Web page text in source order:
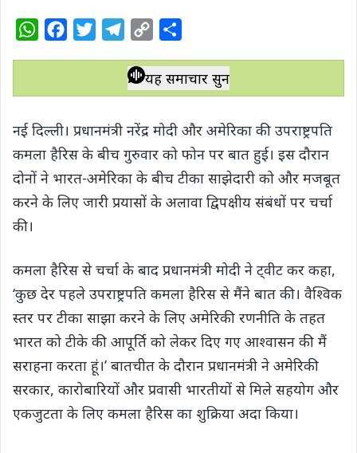
W
t
A
p
p
e
o
o
k
t
e
r
l
e
a
m
p
y
L
n
k
a
r
यह समाचार सुनें
नई दिल्ली। प्रधानमंत्री नरेंद्र मोदी और अमेरिका की उपराष्ट्रपति
कमला हैरिस के बीच गुरुवार को फोन पर बात हुई। इस दौरान
दोनों ने भारत-अमेरिका के बीच टीका साझेदारी को और मजबूत
करने के लिए जारी प्रयासों के अलावा द्विपक्षीय संबंधों पर चर्चा
की।
कमला हैरिस से चर्चा के बाद प्रधानमंत्री मोदी ने ट्वीट कर कहा,
‘कुछ देर पहले उपराष्ट्रपति कमला हैरिस से मैंने बात की। वैश्विक
स्तर पर टीका साझा करने के लिए अमेरिकी रणनीति के तहत
भारत को टीके की आपूर्ति को लेकर दिए गए आश्वासन की मैं
सराहना करता हूं।’ बातचीत के दौरान प्रधानमंत्री ने अमेरिकी
सरकार, कारोबारियों और प्रवासी भारतीयों से मिले सहयोग और
एकजुटता के लिए कमला हैरिस का शुक्रिया अदा किया।